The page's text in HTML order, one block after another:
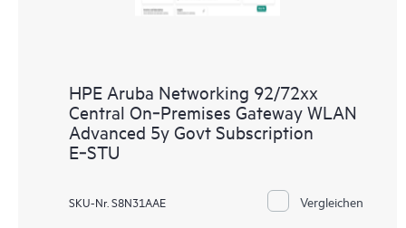
HPE Aruba Networking 92/72xx
Central On‑Premises Gateway WLAN
Advanced 5y Govt Subscription
E‑STU
SKU-Nr. S8N31AAE Vergleichen